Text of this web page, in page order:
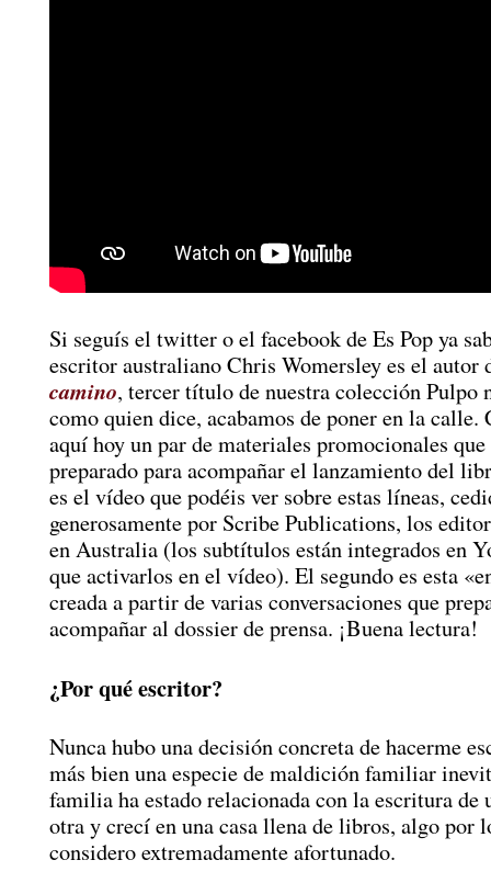
Si seguís el twitter o el facebook de Es Pop ya
escritor australiano Chris Womersley es el autor
camino, tercer título de nuestra colección Pulpo
como quien dice, acabamos de poner en la calle.
aquí hoy un par de materiales promocionales que
preparado para acompañar el lanzamiento del
es el vídeo que podéis ver sobre estas líneas,
generosamente por Scribe Publications, los
en Australia (los subtítulos están integrados en
que activarlos en el vídeo). El segundo es esta
creada a partir de varias conversaciones que
acompañar al dossier de prensa. ¡Buena lectura!
¿Por qué escritor?
Nunca hubo una decisión concreta de hacerme
más bien una especie de maldición familiar
familia ha estado relacionada con la escritura de
otra y crecí en una casa llena de libros, algo por
considero extremadamente afortunado.